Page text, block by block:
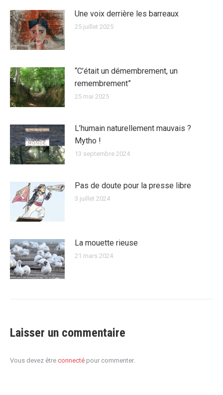
Une voix derrière les barreaux
25 juillet 2025
“C’était un démembrement, un
remembrement”
25 mai 2025
L’humain naturellement mauvais ?
Mytho !
13 septembre 2024
Pas de doute pour la presse libre
3 juillet 2024
La mouette rieuse
21 mars 2024
Laisser un commentaire
Vous devez être connecté pour commenter.